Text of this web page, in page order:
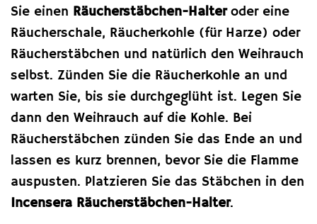
Sie einen Räucherstäbchen-Halteroder eine
Räucherschale, Räucherkohle (für Harze) oder
Räucherstäbchen und natürlich den Weihrauch
selbst. Zünden Sie die Räucherkohle an und
warten Sie, bis sie durchgeglüht ist. Legen Sie
dann den Weihrauch auf die Kohle. Bei
Räucherstäbchen zünden Sie das Ende an und
lassen es kurz brennen, bevor Sie die Flamme
auspusten. Platzieren Sie das Stäbchen in den
Incensera Räucherstäbchen-Halter.